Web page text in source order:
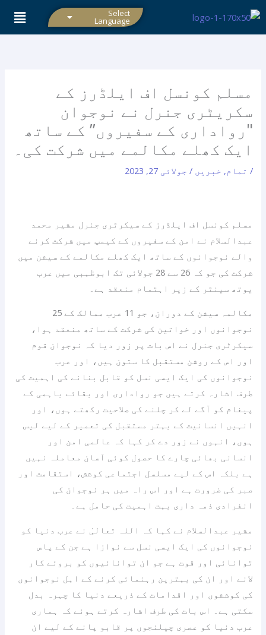
مواد
Select
Language
مسلم کونسل اف ایلڈرز کے
سکریٹری جنرل نے نوجوان
"رواداری کے سفیروں” کے ساتھ
ایک کھلے مکالمے میں شرکت کی۔
/ تمام, خبریں / جولائی 27, 2023
مسلم کونسل اف ایلڈرز کے سیکرٹری جنرل مشیر محمد
عبدالسلام نے امن کے سفیروں کے کیمپ میں شرکت کرنے
والے نوجوانوں کے ساتھ ایک کھلے مکالمے کے سیشن میں
شرکت کی جو کہ 26 سے 28 جولائی تک ابوظہبی میں عرب
یوتھ سینٹر کے زیر اہتمام منعقد ہے۔
مکالمہ سیشن کے دوران، جو 11 عرب ممالک کے 25
نوجوانوں اور خواتین کی شرکت کے ساتھ منعقد ہوا،
سیکرٹری جنرل نے اس بات پر زور دیا کہ نوجوان قوم
اور اس کے روشن مستقبل کا ستون ہیں، اور عرب
نوجوانوں کی ایک ایسی نسل کو قابل بنانے کی اہمیت کی
طرف اشارہ کرتے ہیں جو رواداری اور بقائے باہمی کے
پیغام کو آگے لے کر چلنے کی صلاحیت رکھتے ہوں، اور
انہیں انسانیت کے بہتر مستقبل کی تعمیر کے لیے لیس
ہوں، انہوں نے زور دے کر کہا کہ عالمی امن اور
انسانی بھائی چارے کا حصول کوئی آسان معاملہ نہیں
ہے بلکہ اس کے لیے مسلسل اجتماعی کوشش، استقامت اور
صبر کی ضرورت ہے اور اس راہ میں ہر نوجوان کی
انفرادی ذمہ داری بہت اہمیت کی حامل ہے۔
مشیر عبدالسلام نے کہا کہ اللہ تعالیٰ نے عرب دنیا کو
نوجوانوں کی ایک ایسی نسل سے نوازا ہے جن کے پاس
توانائی اور قوت ہے جو ان توانائیوں کو بروئے کار
لانے اور ان کی بہترین رہنمائی کرنے کے اہل نوجوانوں
کی کوششوں اور اقدامات کے ذریعے دنیا کا چہرہ بدل
سکتی ہے۔ اس بات کی طرف اشارہ کرتے ہوئے کہ ہماری
عرب دنیا کو عصری چیلنجوں پر قابو پانے کے لیے ان